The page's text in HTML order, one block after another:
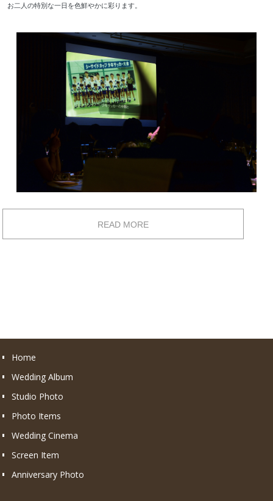
お二人の特別な一日を色鮮やかに彩ります。
READ MORE
Home
Wedding Album
Studio Photo
Photo Items
Wedding Cinema
Screen Item
Anniversary Photo